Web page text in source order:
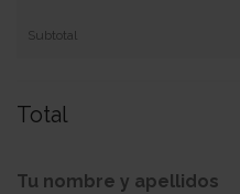
Tu nombre y apellidos
Subtotal
Total